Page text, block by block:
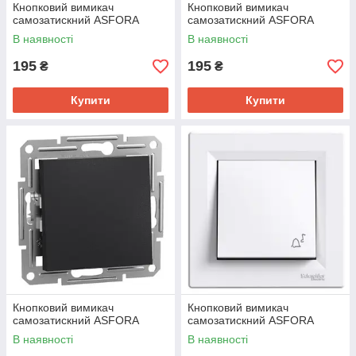
Кнопковий вимикач
самозатискний ASFORA
В наявності
195 ₴
Купити
Кнопковий вимикач
самозатискний ASFORA
В наявності
195 ₴
Купити
Кнопковий вимикач
самозатискний ASFORA
В наявності
Кнопковий вимикач
самозатискний ASFORA
В наявності